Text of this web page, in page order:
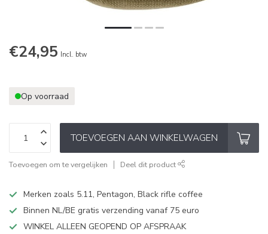
€24,95 Incl. btw
Op voorraad
TOEVOEGEN AAN WINKELWAGEN
Toevoegen om te vergelijken Deel dit product
Merken zoals 5.11, Pentagon, Black rifle coffee
Binnen NL/BE gratis verzending vanaf 75 euro
WINKEL ALLEEN GEOPEND OP AFSPRAAK